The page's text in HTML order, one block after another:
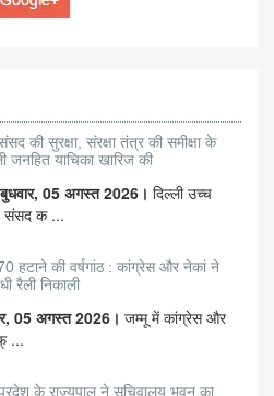
की सुरक्षा, संरक्षा तंत्र की समीक्षा के
जनहित याचिका खारिज की
बुधवार, 05 अगस्त 2026। दिल्ली उच्च
संसद क ...
हटाने की वर्षगांठ : कांग्रेस और नेकां ने
रैली निकाली
05 अगस्त 2026। जम्मू में कांग्रेस और
...
के राज्यपाल ने सचिवालय भवन का